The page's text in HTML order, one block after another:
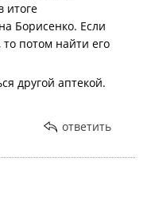
итоге
Борисенко. Если
потом найти его
другой аптекой.
ответить